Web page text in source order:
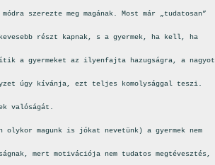
szerezte meg magának. Most már „tudatosan”
részt kapnak, s a gyermek, ha kell, ha
a gyermeket az ilyenfajta hazugságra, a nagyot
úgy kívánja, ezt teljes komolysággal teszi.
valóságát.
magunk is jókat nevetünk) a gyermek nem
mert motivációja nem tudatos megtévesztés,